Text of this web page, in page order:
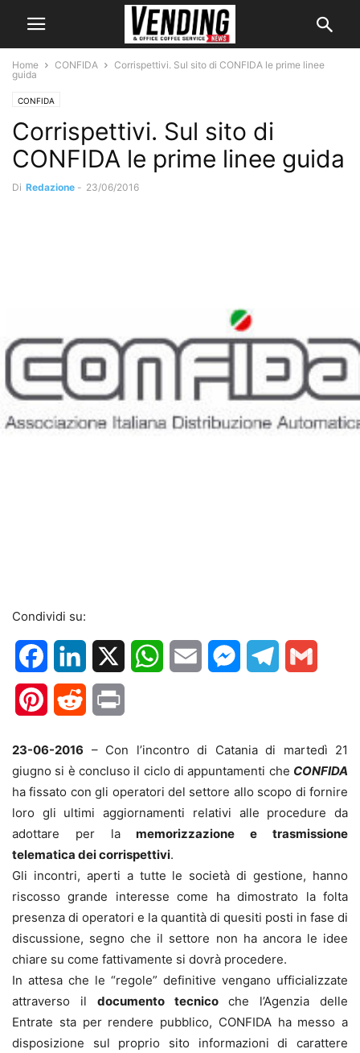
Home CONFIDA
Corrispettivi. Sul sito di CONFIDA le prime linee
guida
CONFIDA
Corrispettivi. Sul sito di
CONFIDA le prime linee guida
Di Redazione - 23/06/2016
Condividi su:
FacebookLinkedIn WhatsApp
Email MessengerTelegram
PinterestReddit
23-06-2016 – Con l’incontro di Catania di martedì 21
giugno si è concluso il ciclo di appuntamenti che CONFIDA
ha fissato con gli operatori del settore allo scopo di fornire
loro gli ultimi aggiornamenti relativi alle procedure da
adottare per lamemorizzazione e trasmissione
telematica dei corrispettivi.
Gli incontri, aperti a tutte le società di gestione, hanno
riscosso grande interesse come ha dimostrato la folta
presenza di operatori e la quantità di quesiti posti in fase di
discussione, segno che il settore non ha ancora le idee
chiare su come fattivamente si dovrà procedere.
In attesa che le “regole” definitive vengano ufficializzate
attraverso il documento tecnicoche l’Agenzia delle
Entrate sta per rendere pubblico, CONFIDA ha messo a
disposizione sul proprio sito informazioni di carattere